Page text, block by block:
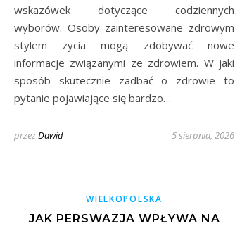
wskazówek dotyczące codziennych
wyborów. Osoby zainteresowane zdrowym
stylem życia mogą zdobywać nowe
informacje związanymi ze zdrowiem. W jaki
sposób skutecznie zadbać o zdrowie to
pytanie pojawiające się bardzo…
przezDawid 5 sierpnia, 2026
WIELKOPOLSKA
JAK PERSWAZJA WPŁYWA NA